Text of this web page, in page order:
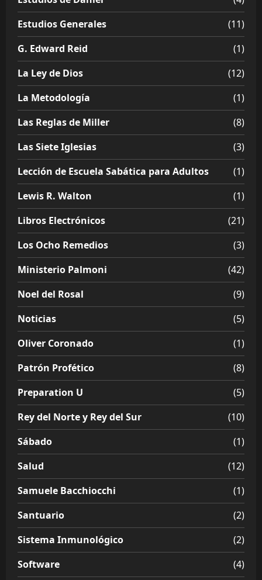
Estudios Generales
(11)
G. Edward Reid
(1)
La Ley de Dios
(12)
La Metodología
(1)
Las Reglas de Miller
(8)
Las Siete Iglesias
(3)
Lección de Escuela Sabática para Adultos
(1)
Lewis R. Walton
(1)
Libros Electrónicos
(21)
Los Ocho Remedios
(3)
Ministerio Palmoni
(42)
Noel del Rosal
(9)
Noticias
(5)
Oliver Coronado
(1)
Patrón Profético
(8)
Preparation U
(5)
Rey del Norte y Rey del Sur
(10)
Sábado
(1)
Salud
(12)
Samuele Bacchiocchi
(1)
Santuario
(2)
Sistema Inmunológico
(2)
Software
(4)